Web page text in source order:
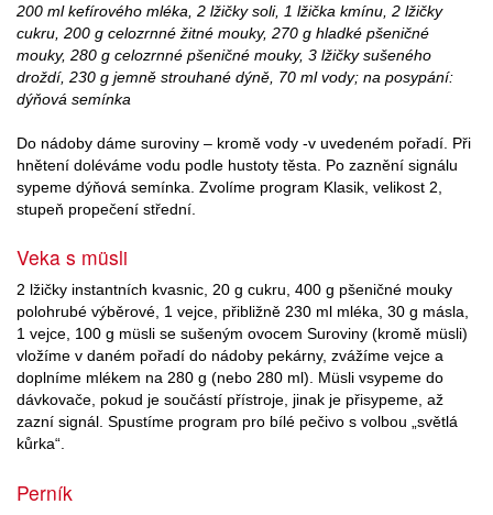
200 ml kefírového mléka, 2 lžičky soli, 1 lžička kmínu, 2 lžičky
cukru, 200 g celozrnné žitné mouky, 270 g hladké pšeničné
mouky, 280 g celozrnné pšeničné mouky, 3 lžičky sušeného
droždí, 230 g jemně strouhané dýně, 70 ml vody; na posypání:
dýňová semínka
Do nádoby dáme suroviny – kromě vody -v uvedeném pořadí. Při
hnětení doléváme vodu podle hustoty těsta. Po zaznění signálu
sypeme dýňová semínka. Zvolíme program Klasik, velikost 2,
stupeň propečení střední.
Veka s müsli
2 lžičky instantních kvasnic, 20 g cukru, 400 g pšeničné mouky
polohrubé výběrové, 1 vejce, přibližně 230 ml mléka, 30 g másla,
1 vejce, 100 g müsli se sušeným ovocem Suroviny (kromě müsli)
vložíme v daném pořadí do nádoby pekárny, zvážíme vejce a
doplníme mlékem na 280 g (nebo 280 ml). Müsli vsypeme do
dávkovače, pokud je součástí přístroje, jinak je přisypeme, až
zazní signál. Spustíme program pro bílé pečivo s volbou „světlá
kůrka“.
Perník